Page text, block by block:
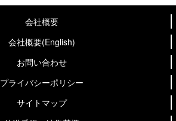
会社概要
会社概要(English)
お問い合わせ
プライバシーポリシー
サイトマップ